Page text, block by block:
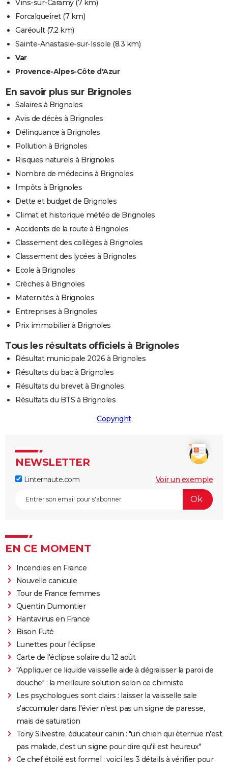
Vins-sur-Caramy(7 km)
Forcalqueiret(7 km)
Garéoult(7.2 km)
Sainte-Anastasie-sur-Issole (8.3 km)
Var
Provence-Alpes-Côte d'Azur
En savoir plus sur Brignoles
Salaires à Brignoles
Avis de décès à Brignoles
Délinquance à Brignoles
Pollution à Brignoles
Risques naturels à Brignoles
Nombre de médecins à Brignoles
Impôts à Brignoles
Dette et budget de Brignoles
Climat et historique météo de Brignoles
Accidents de la route à Brignoles
Classement des collèges à Brignoles
Classement des lycées à Brignoles
Ecole à Brignoles
Crèches à Brignoles
Maternités à Brignoles
Entreprises à Brignoles
Prix immobilier à Brignoles
Tous les résultats officiels à Brignoles
Résultat municipale 2026 à Brignoles
Résultats du bac à Brignoles
Résultats du brevet à Brignoles
Résultats du BTS à Brignoles
Copyright
NEWSLETTER
Linternaute.com Voir un exemple
EN CE MOMENT
Incendies en France
Nouvelle canicule
Tour de France femmes
Quentin Dumontier
Hantavirus en France
Bison Futé
Lunettes pour l'éclipse
Carte de l'éclipse solaire du 12 août
"Appliquer ce liquide vaisselle aide à dégraisser la paroi de
douche" : la meilleure solution selon ce chimiste
Les psychologues sont clairs : laisser la vaisselle sale
s'accumuler dans l'évier n'est pas un signe de paresse,
mais de saturation
Tony Silvestre, éducateur canin : "un chien qui éternue n'est
pas malade, c'est un signe pour dire qu'il est heureux"
Ce chef étoilé est formel : voici les 3 détails à vérifier pour